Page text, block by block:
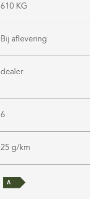
610 KG
Bij aflevering
dealer
6
25 g/km